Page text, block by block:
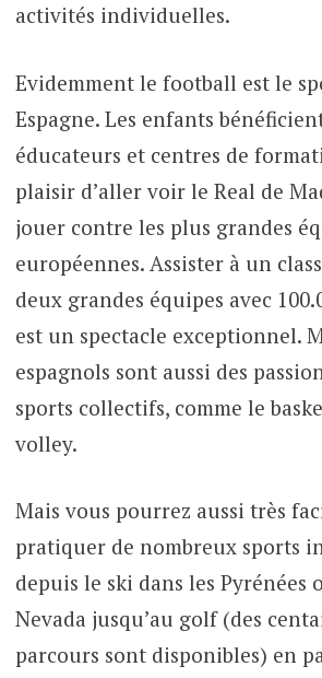
activités individuelles.
Evidemment le football est le
Espagne. Les enfants
éducateurs et centres de
plaisir d’aller voir le Real de
jouer contre les plus grandes
européennes. Assister à un
deux grandes équipes avec
est un spectacle exceptionnel.
espagnols sont aussi des
sports collectifs, comme le
volley.
Mais vous pourrez aussi très
pratiquer de nombreux sports
depuis le ski dans les Pyrénées
Nevada jusqu’au golf (des
parcours sont disponibles) en